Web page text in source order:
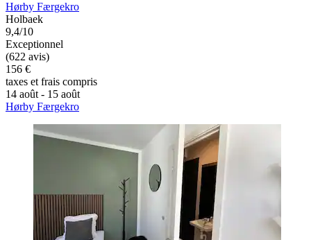
Hørby Færgekro
Holbaek
9,4/10
Exceptionnel
(622 avis)
156 €
taxes et frais compris
14 août - 15 août
Hørby Færgekro